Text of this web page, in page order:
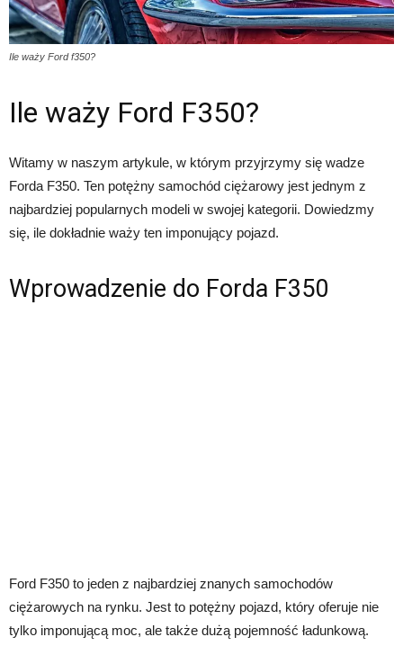
Ile waży Ford f350?
Ile waży Ford F350?
Witamy w naszym artykule, w którym przyjrzymy się wadze
Forda F350. Ten potężny samochód ciężarowy jest jednym z
najbardziej popularnych modeli w swojej kategorii. Dowiedzmy
się, ile dokładnie waży ten imponujący pojazd.
Wprowadzenie do Forda F350
Ford F350 to jeden z najbardziej znanych samochodów
ciężarowych na rynku. Jest to potężny pojazd, który oferuje nie
tylko imponującą moc, ale także dużą pojemność ładunkową.